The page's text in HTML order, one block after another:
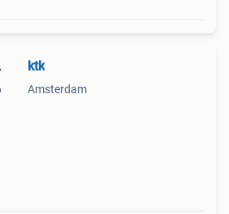
ktk
Amsterdam